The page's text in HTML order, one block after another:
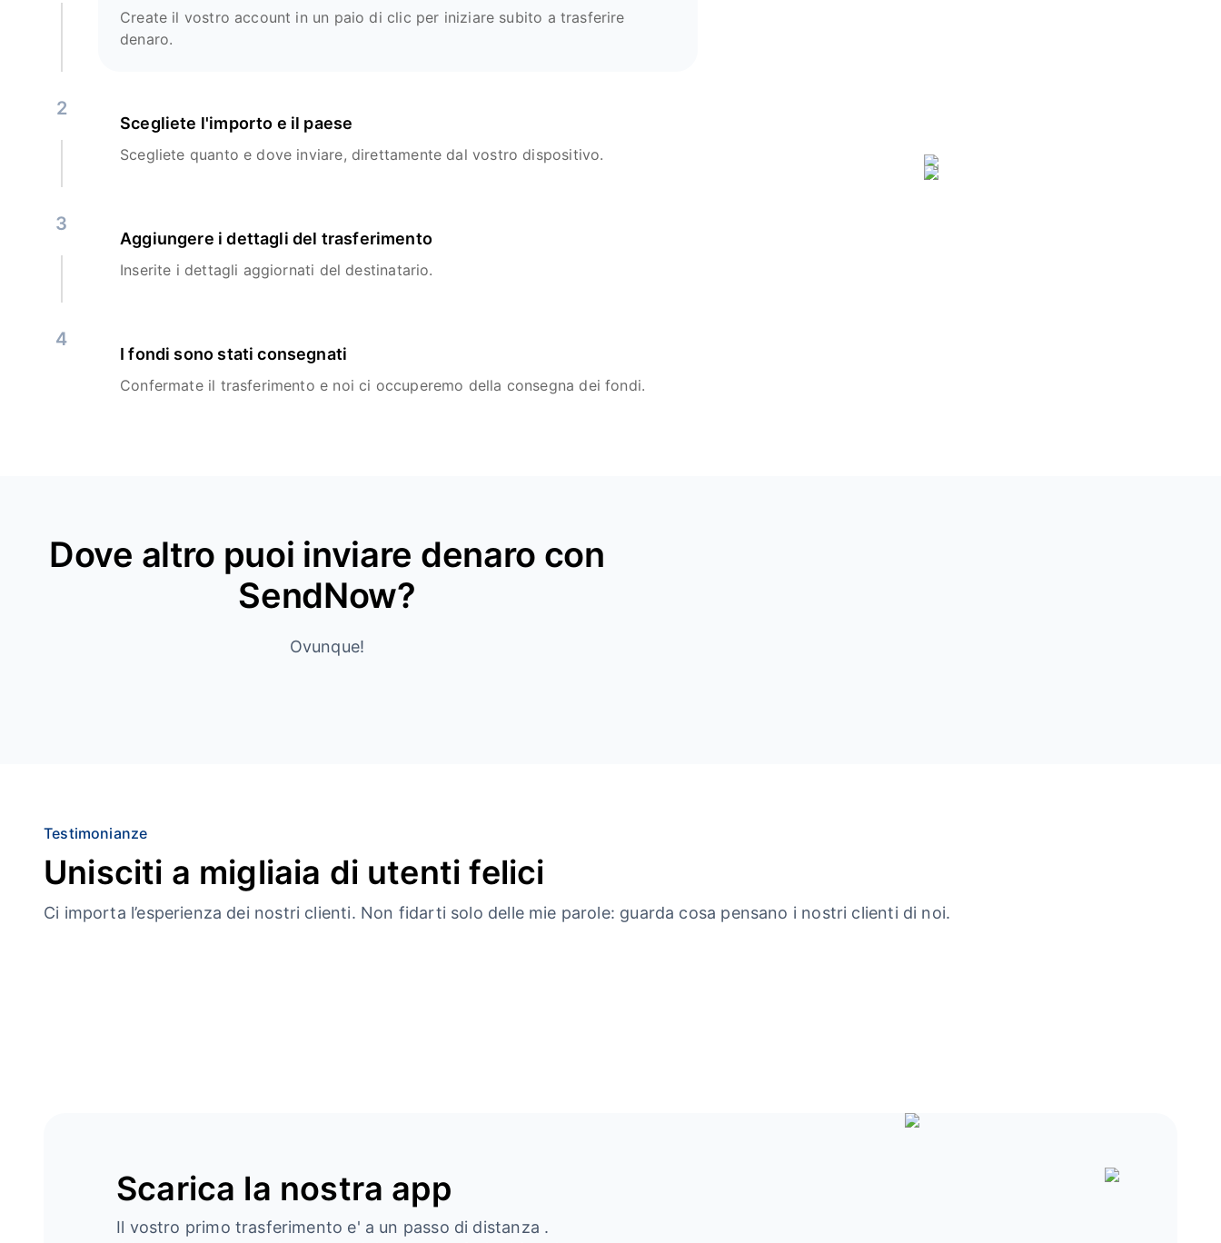
Create il vostro account in un paio di clic per iniziare subito a trasferire
denaro.
2
Scegliete l'importo e il paese
Scegliete quanto e dove inviare, direttamente dal vostro dispositivo.
3
Aggiungere i dettagli del trasferimento
Inserite i dettagli aggiornati del destinatario.
4
I fondi sono stati consegnati
Confermate il trasferimento e noi ci occuperemo della consegna dei fondi.
Dove altro puoi inviare denaro con
SendNow?
Ovunque!
Testimonianze
Unisciti a migliaia di utenti felici
Ci importa l’esperienza dei nostri clienti. Non fidarti solo delle mie parole: guarda cosa pensano i nostri clienti di noi.
Scarica la nostra app
Il vostro primo trasferimento e' a un passo di distanza .